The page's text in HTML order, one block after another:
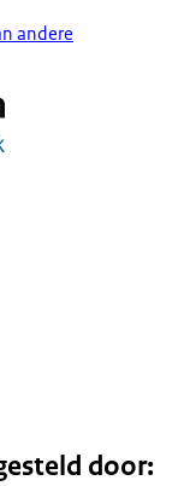
andere
door: